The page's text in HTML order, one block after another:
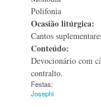
Polifonia
Ocasião litúrgica:
Cantos
Conteúdo:
Devocionário com
contralto.
Festas:
Josephi